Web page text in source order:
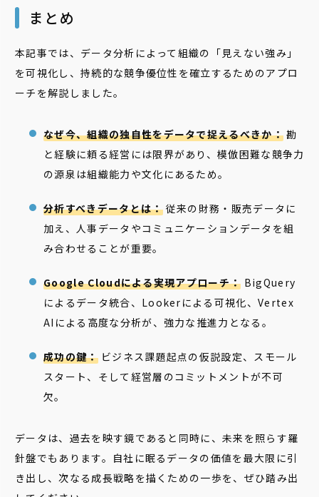
まとめ
本記事では、データ分析によって組織の「見えない強み」
を可視化し、持続的な競争優位性を確立するためのアプロ
ーチを解説しました。
なぜ今、組織の独自性をデータで捉えるべきか： 勘
と経験に頼る経営には限界があり、模倣困難な競争力
の源泉は組織能力や文化にあるため。
分析すべきデータとは：従来の財務・販売データに
加え、人事データやコミュニケーションデータを組
み合わせることが重要。
Google Cloudによる実現アプローチ： BigQuery
によるデータ統合、Lookerによる可視化、Vertex
AIによる高度な分析が、強力な推進力となる。
成功の鍵：ビジネス課題起点の仮説設定、スモール
スタート、そして経営層のコミットメントが不可
欠。
データは、過去を映す鏡であると同時に、未来を照らす羅
針盤でもあります。自社に眠るデータの価値を最大限に引
き出し、次なる成長戦略を描くための一歩を、ぜひ踏み出